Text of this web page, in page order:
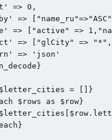
=> 0,
=>
=> ["active" =>
=> ["glCity" =>
=> 'json'
= []}
$rows as $row}